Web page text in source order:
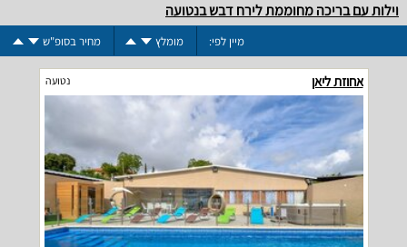
וילות עם בריכה מחוממת לירח דבש בנטועה
מיין לפי: מומלץ מחיר בסופ"ש
אחוזת ליאן נטועה